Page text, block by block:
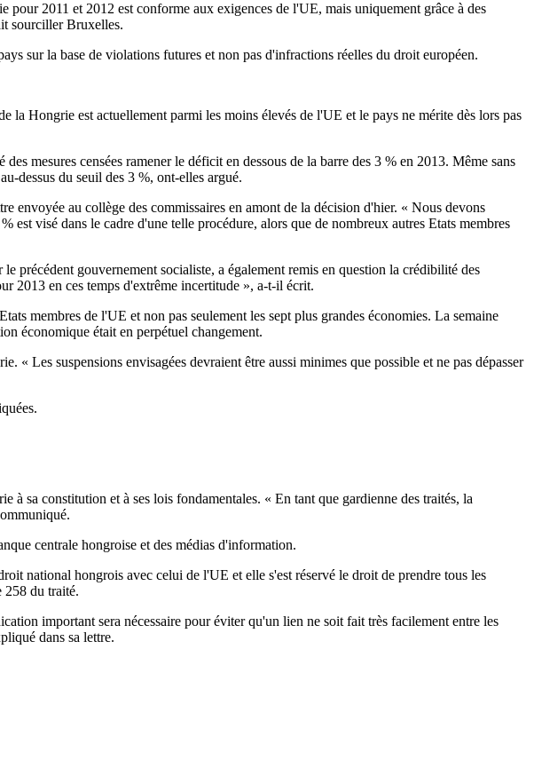
2011 et 2012 est conforme aux exigences de l'UE, mais uniquement grâce à des
sourciller Bruxelles.
sur la base de violations futures et non pas d'infractions réelles du droit européen.
Hongrie est actuellement parmi les moins élevés de l'UE et le pays ne mérite dès lors pas
mesures censées ramener le déficit en dessous de la barre des 3 % en 2013. Même sans
dessus du seuil des 3 %, ont-elles argué.
envoyée au collège des commissaires en amont de la décision d'hier. « Nous devons
visé dans le cadre d'une telle procédure, alors que de nombreux autres Etats membres
précédent gouvernement socialiste, a également remis en question la crédibilité des
2013 en ces temps d'extrême incertitude », a-t-il écrit.
membres de l'UE et non pas seulement les sept plus grandes économies. La semaine
économique était en perpétuel changement.
« Les suspensions envisagées devraient être aussi minimes que possible et ne pas dépasser
à sa constitution et à ses lois fondamentales. « En tant que gardienne des traités, la
centrale hongroise et des médias d'information.
national hongrois avec celui de l'UE et elle s'est réservé le droit de prendre tous les
258 du traité.
important sera nécessaire pour éviter qu'un lien ne soit fait très facilement entre les
dans sa lettre.